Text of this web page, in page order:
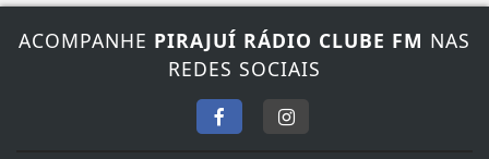
ACOMPANHEPIRAJUÍ RÁDIO CLUBE FMNAS
REDES SOCIAIS